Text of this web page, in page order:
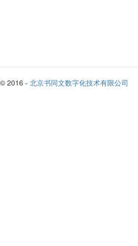
© 2016 - 北京书同文数字化技术有限公司